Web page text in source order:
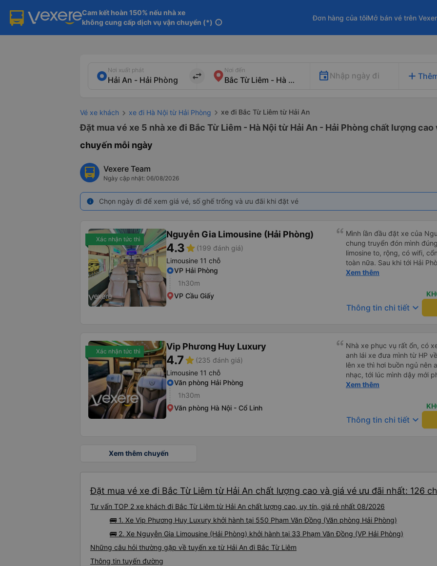
Cam kết hoàn 150% nếu nhà xe
không cung cấp dịch vụ vận chuyển (*) info
Đơn hàng của tôiMở bán vé trên
Nơi xuất phát
import_export
Nơi đến
Nhập ngày đi add
Vé xe khách xe đi Hà Nội từ Hải Phòng xe đi Bắc Từ Liêm từ Hải An
Đặt mua vé xe 5 nhà xe đi Bắc Từ Liêm - Hà Nội từ Hải An - Hải Phòng chất lượng
chuyến mỗi ngày
Vexere Team
Ngày cập nhật: 06/08/2026
info Chọn ngày đi để xem giá vé, số ghế trống và ưu đãi khi đặt vé
Xác nhận tức thì Nguyễn Gia Limousine (Hải Phòng)
4.3star (199 đánh giá)
Limousine 11 chỗ
VP Hải Phòng
1h30m
VP Cầu Giấy
Mình lần đầu đặt xe của
chung truyển đón mình đúng
limosine to, rộng, có wifi,
toàn nữa. Sau khi tới Hải
trung chuyển ( vf6) sạch sẽ,
Xem thêm
Thông tin chi tiết keyboard_arrow_down
Xác nhận tức thì Vip Phương Huy Luxury
4.7star (235 đánh giá)
Limousine 11 chỗ
Văn phòng Hải Phòng
1h30m
Văn phòng Hà Nội - Cổ Linh
Nhà xe phục vụ rất ổn, có
anh lái xe đưa mình từ HP
lên xe thì hơi buồn ngủ nên
nhạc, tới lúc mình dậy mới
thì anh đã ngay lập tức gọi
đó. Cảm ơn anh và nhà xe
Xem thêm
Thông tin chi tiết keyboard_arrow_down
Xem thêm chuyến
Đặt mua vé xe đi Bắc Từ Liêm từ Hải An chất lượng cao và giá vé ưu đãi nhất: 126
Tư vấn TOP 2 xe khách đi Bắc Từ Liêm từ Hải An chất lượng cao, uy tín, giá rẻ nhất 08/2026
🚌 1. Xe Vip Phương Huy Luxury khởi hành tại 550 Phạm Văn Đồng (Văn phòng Hải Phòng)
🚌 2. Xe Nguyễn Gia Limousine (Hải Phòng) khởi hành tại 33 Phạm Văn Đồng (VP Hải Phòng)
Những câu hỏi thường gặp về tuyến xe từ Hải An đi Bắc Từ Liêm
Thông tin tuyến đường